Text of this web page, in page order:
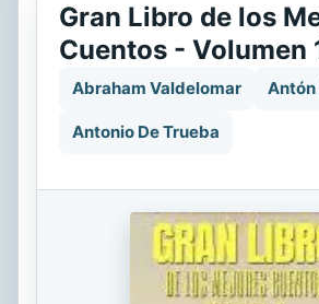
Gran Libro de los
Cuentos - Volumen
Abraham Valdelomar Antón
Antonio De Trueba